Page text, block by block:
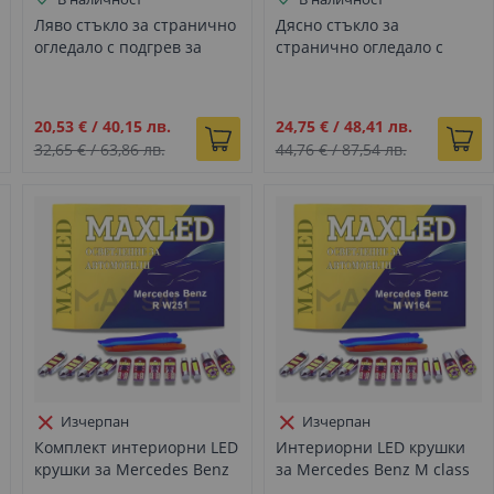
Ляво стъкло за странично
огледало с подгрев за
Промо
цена
20,53 €/ 40,15 лв.
32,65 €/63,86 лв.
Дясно стъкло за
странично огледало с
Промо
цена
24,75 €/ 48,41 лв.
44,76 €/87,54 лв.
Изчерпан
Комплект интериорни LED
крушки за Mercedes Benz
Изчерпан
Интериорни LED крушки
за Mercedes Benz M class